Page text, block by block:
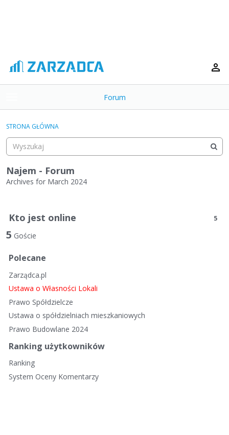
o
g
e
m
e
n
Forum
Kategorie
Dyskusje
Aktywność
STRONA GŁÓWNA
Najem - Forum
Archives for March 2024
s
t
d
s
k
u
s
n
Kto jest online 5
5 Goście
Polecane
Zarządca.pl
Ustawa o Własności Lokali
Prawo Spółdzielcze
Ustawa o spółdzielniach mieszkaniowych
Prawo Budowlane 2024
Ranking użytkowników
Ranking
System Oceny Komentarzy